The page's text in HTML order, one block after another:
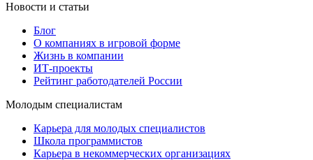
Новости и статьи
Блог
О компаниях в игровой форме
Жизнь в компании
ИТ-проекты
Рейтинг работодателей России
Молодым специалистам
Карьера для молодых специалистов
Школа программистов
Карьера в некоммерческих организациях